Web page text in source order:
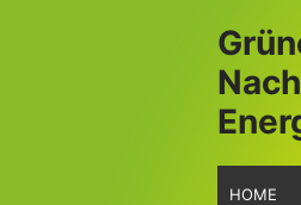
to
content
HOME